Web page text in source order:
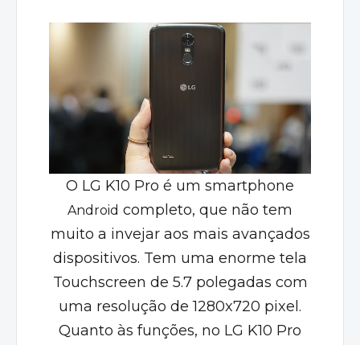
O LG K10 Pro é um smartphone
Android completo, que não tem
muito a invejar aos mais avançados
dispositivos. Tem uma enorme tela
Touchscreen de 5.7 polegadas com
uma resolução de 1280x720 pixel.
Quanto às funções, no LG K10 Pro